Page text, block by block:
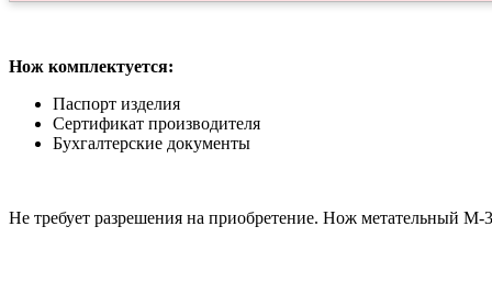
Нож комплектуется:
Паспорт изделия
Сертификат производителя
Бухгалтерские документы
Не требует разрешения на приобретение. Нож метательный М-